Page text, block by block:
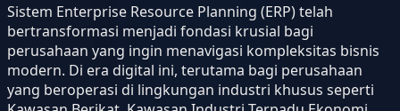
Sistem Enterprise Resource Planning (ERP) telah
bertransformasi menjadi fondasi krusial bagi
perusahaan yang ingin menavigasi kompleksitas bisnis
modern. Di era digital ini, terutama bagi perusahaan
yang beroperasi di lingkungan industri khusus seperti